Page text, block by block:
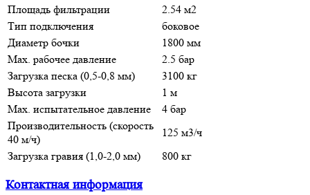
Площадь фильтрации
2.54 м2
Тип подключения
боковое
Диаметр бочки
1800 мм
Max. рабочее давление
2.5 бар
Загрузка песка (0,5-0,8 мм)
3100 кг
Высота загрузки
1 м
Max. испытательное давление
4 бар
Производительность (скорость
40 м/ч)
125 м3/ч
Загрузка гравия (1,0-2,0 мм)
800 кг
Контактная информация